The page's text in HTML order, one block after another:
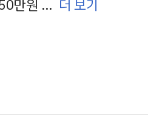
만원 … 더 보기